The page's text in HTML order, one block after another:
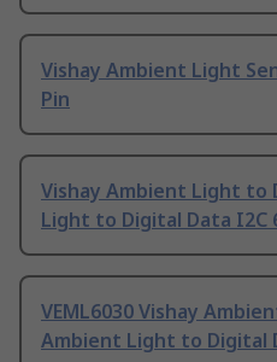
Vishay Ambient Light
Pin
Vishay Ambient Light to
Light to Digital Data I2C
VEML6030 Vishay
Ambient Light to Digital